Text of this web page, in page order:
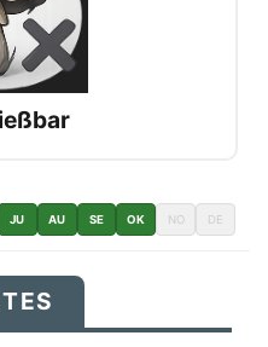
JU AU SE OK NO DE